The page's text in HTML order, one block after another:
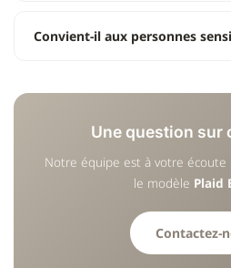
Convient-il aux personnes
Une question sur
Notre équipe est à votre écoute
le modèle Plaid
Contactez-